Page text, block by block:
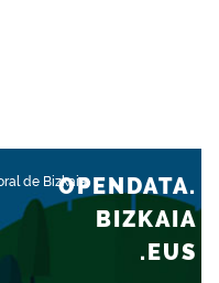
de BizkaiaOPENDATA.
BIZKAIA
.EUS